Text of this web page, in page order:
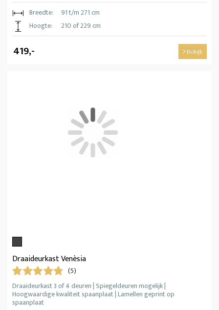
Breedte:
91 t/m 271 cm
Hoogte:
210 of 229 cm
419,- Bekijk
Draaideurkast Venèsia
(5)
Draaideurkast 3 of 4 deuren | Spiegeldeuren mogelijk |
Hoogwaardige kwaliteit spaanplaat | Lamellen geprint op
spaanplaat